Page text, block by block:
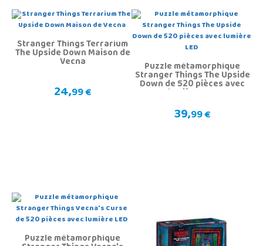
Stranger Things Terrarium
The Upside Down Maison de
Vecna
24,99 €
Puzzle métamorphique
Stranger Things The Upside
Down de 520 pièces avec
lumière LED
39,99 €
Puzzle métamorphique